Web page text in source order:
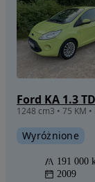
Ford KA 1.3
1248 cm3 • 75 KM
Wyróżnione
191 000
2009